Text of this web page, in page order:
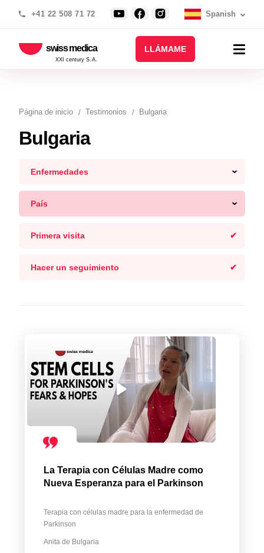
+41 22 508 71 72 Spanish
swiss medica
XXI century S.A.
LLÁMAME
Página de inicio Testimonios Bulgaria
Bulgaria
Enfermedades
País
Primera visita
Hacer un seguimiento
La Terapia con Células Madre como
Nueva Esperanza para el Parkinson
Terapia con células madre para la enfermedad de
Parkinson
Anita de Bulgaria